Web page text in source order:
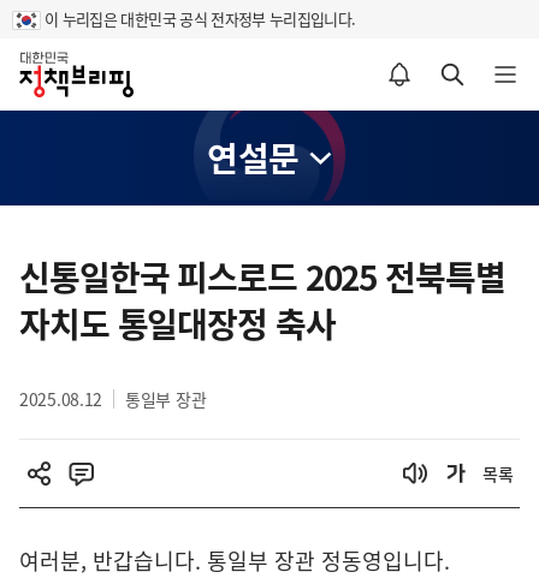
이 누리집은 대한민국 공식 전자정부 누리집입니다.
홈
알림설정 바로가기 검색 바로가기 메뉴 열기
연설문
츠
영
신통일한국 피스로드 2025 전북특별
자치도 통일대장정 축사
2025.08.12 통일부 장관
목록
여러분, 반갑습니다. 통일부 장관 정동영입니다.